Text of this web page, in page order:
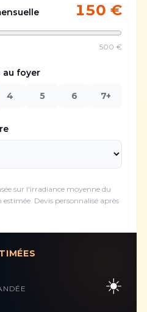
150 €
500 €
au foyer
4 5 6 7+
sur l'irradiance moyenne du
Devis personnalisé après
☀️